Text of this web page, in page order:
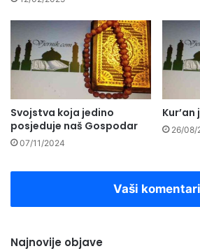
Svojstva koja jedino
posjeduje naš Gospodar
07/11/2024
26/08/
Vaši komentari
Najnovije objave